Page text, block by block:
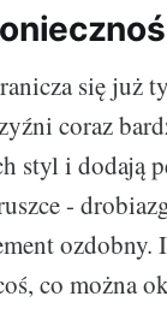
się już
coraz
styl i dodają
-
co można